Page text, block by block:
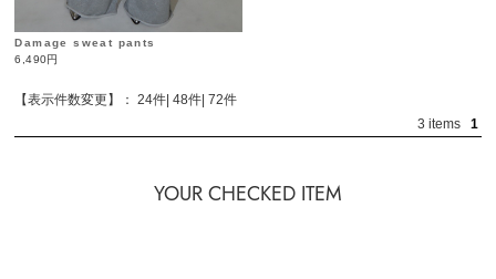
Damage sweat pants
6,490円
【表示件数変更】：24件 |48件 |72件
3 items
1
YOUR CHECKED ITEM